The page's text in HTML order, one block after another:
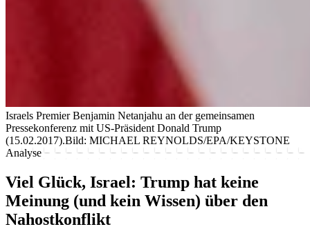
Israels Premier Benjamin Netanjahu an der gemeinsamen
Pressekonferenz mit US-Präsident Donald Trump
(15.02.2017).Bild: MICHAEL REYNOLDS/EPA/KEYSTONE
Analyse
Viel Glück, Israel: Trump hat keine
Meinung (und kein Wissen) über den
Nahostkonflikt